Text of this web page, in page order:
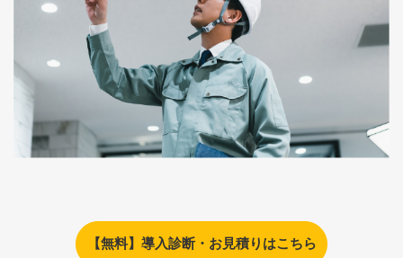
【無料】導入診断・お見積りはこちら